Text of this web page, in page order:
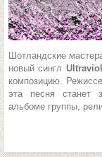
Шотландские
новый сингл
композицию.
эта песня станет
альбоме группы,